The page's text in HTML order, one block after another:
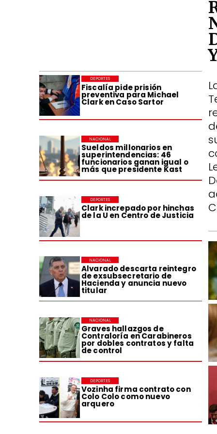
Fiscalía pide prisión
preventiva para Michael
Clark en Caso Sartor
DEPORTES
Sueldos millonarios en
superintendencias: 46
funcionarios ganan igual o
más que presidente Kast
NACIONAL
Clark increpado por hinchas
de la U en Centro de Justicia
DEPORTES
Alvarado descarta reintegro
de exsubsecretario de
Hacienda y anuncia nuevo
titular
NACIONAL
Graves hallazgos de
Contraloría en Carabineros
por dobles contratos y falta
de control
NACIONAL
Vozinha firma contrato con
Colo Colo como nuevo
arquero
DEPORTES